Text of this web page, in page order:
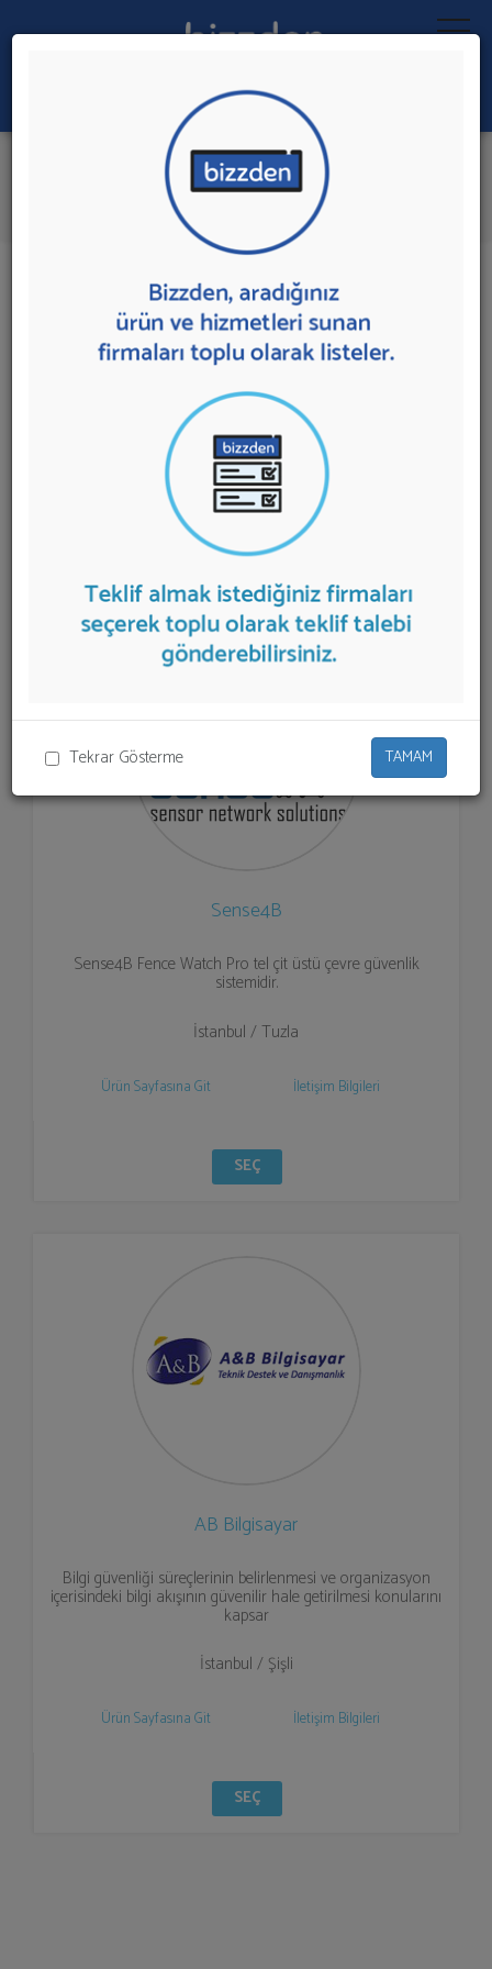
Tekrar Gösterme TAMAM
Ara:
Güvenlik Çözümleri
İlk 2 Firmadan Teklif İste
2 sonuç bulundu.
Güvenlik Çözümlerisunan firmalar aşağıda
listelenmektedir.Güvenlik Çözümleriteklifi almak için
listeden seçim yapıp ya da "İlk 5 Firmadan Teklif İste"
kısmından toplu olarak teklif talebinizi firmalara
aktarabilirsiniz.
Sense4B
Sense4B Fence Watch Pro tel çit üstü çevre güvenlik
sistemidir.
İstanbul / Tuzla
Ürün Sayfasına Git İletişim Bilgileri
SEÇ
AB Bilgisayar
Bilgi güvenliği süreçlerinin belirlenmesi ve organizasyon
içerisindeki bilgi akışının güvenilir hale getirilmesi konularını
kapsar
İstanbul / Şişli
Ürün Sayfasına Git İletişim Bilgileri
SEÇ